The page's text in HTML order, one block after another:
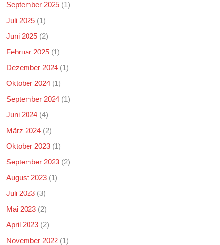
September 2025 (1)
Juli 2025 (1)
Juni 2025 (2)
Februar 2025 (1)
Dezember 2024 (1)
Oktober 2024 (1)
September 2024 (1)
Juni 2024 (4)
März 2024 (2)
Oktober 2023 (1)
September 2023 (2)
August 2023 (1)
Juli 2023 (3)
Mai 2023 (2)
April 2023 (2)
November 2022 (1)